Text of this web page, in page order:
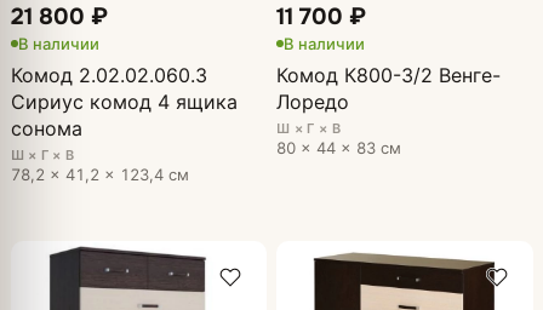
21 800 ₽
В наличии
Комод 2.02.02.060.3
Сириус комод 4 ящика
сонома
Ш × Г × В
78,2 × 41,2 × 123,4 см
11 700 ₽
В наличии
Комод К800-3/2 Венге-
Лоредо
Ш × Г × В
80 × 44 × 83 см